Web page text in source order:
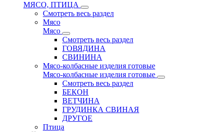
МЯСО, ПТИЦА
Смотреть весь раздел
Мясо
Мясо
Смотреть весь раздел
ГОВЯДИНА
СВИНИНА
Мясо-колбасные изделия готовые
Мясо-колбасные изделия готовые
Смотреть весь раздел
БЕКОН
ВЕТЧИНА
ГРУДИНКА СВИНАЯ
ДРУГОЕ
Птица